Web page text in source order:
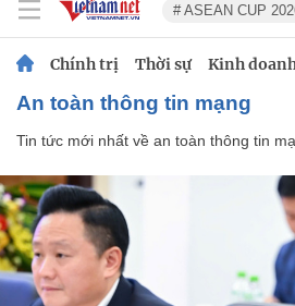
# ASEAN CUP
Chính trị Thời sự Kinh
an toàn thông tin mạng
Tin tức mới nhất về an toàn thông tin